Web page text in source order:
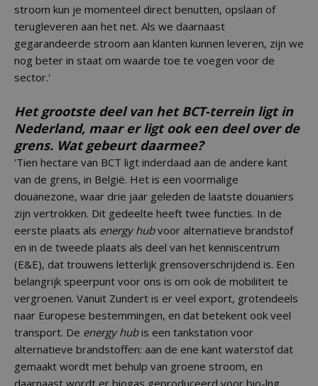
stroom kun je momenteel direct benutten, opslaan of
terugleveren aan het net. Als we daarnaast
gegarandeerde stroom aan klanten kunnen leveren, zijn we
nog beter in staat om waarde toe te voegen voor de
sector.'
Het grootste deel van het BCT-terrein ligt in
Nederland, maar er ligt ook een deel over de
grens. Wat gebeurt daarmee?
'Tien hectare van BCT ligt inderdaad aan de andere kant
van de grens, in België. Het is een voormalige
douanezone, waar drie jaar geleden de laatste douaniers
zijn vertrokken. Dit gedeelte heeft twee functies. In de
eerste plaats als energy hubvoor alternatieve brandstof
en in de tweede plaats als deel van het kenniscentrum
(E&E), dat trouwens letterlijk grensoverschrijdend is. Een
belangrijk speerpunt voor ons is om ook de mobiliteit te
vergroenen. Vanuit Zundert is er veel export, grotendeels
naar Europese bestemmingen, en dat betekent ook veel
transport. De energy hubis een tankstation voor
alternatieve brandstoffen: aan de ene kant waterstof dat
gemaakt wordt met behulp van groene stroom, en
daarnaast wordt er biogas geproduceerd voor bio-lng.